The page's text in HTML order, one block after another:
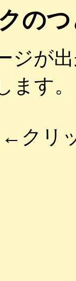
の
ジが
ます。
←クリ